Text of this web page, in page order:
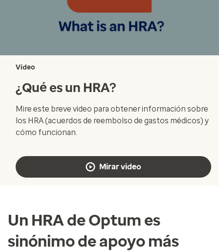
Vídeo
¿Qué es un HRA?
Mire este breve video para obtener información sobre
los HRA (acuerdos de reembolso de gastos médicos) y
cómo funcionan.
Mirar video
Un HRA de Optum es
sinónimo de apoyo más